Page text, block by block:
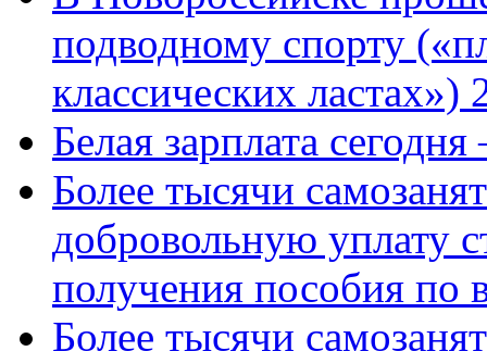
подводному спорту
классических ластах»)
Белая зарплата
Более тысячи
добровольную уплату
получения пособия по
Более тысячи